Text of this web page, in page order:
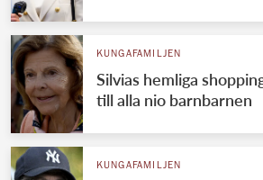
KUNGAFAMILJEN
Silvias hemliga
till alla nio barnbarnen
KUNGAFAMILJEN